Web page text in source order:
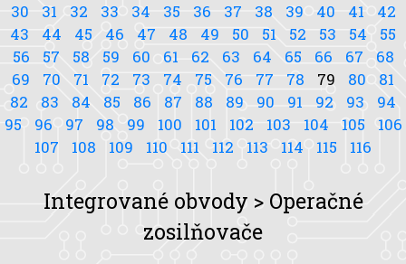
30
31 32 33 34 35 36 37 38 39 40 41
42
43
44 45 46 47 48 49 50 51 52 53 54
55
56
57 58 59 60 61 62 63 64 65 66 67
68
69
70 71 72 73 74 75 76 77 78 79 80
81
82
83 84 85 86 87 88 89 90 91 92 93
94
95
96 97 98 99 100 101 102 103 104 105
106
107
108 109 110 111 112 113 114 115 116
Integrované obvody > Operačné
zosilňovače